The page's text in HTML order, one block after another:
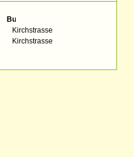
Bus:
Kirchstrasse
Kirchstrasse